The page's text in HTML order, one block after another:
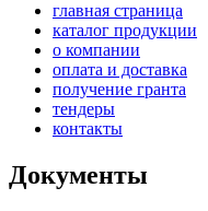
главная страница
каталог продукции
о компании
оплата и доставка
получение гранта
тендеры
контакты
Документы